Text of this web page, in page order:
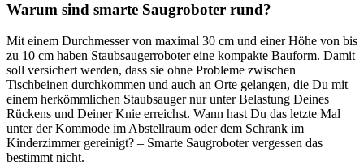
Warum sind smarte Saugroboter rund?
Mit einem Durchmesser von maximal 30 cm und einer Höhe von bis
zu 10 cm haben Staubsaugerroboter eine kompakte Bauform. Damit
soll versichert werden, dass sie ohne Probleme zwischen
Tischbeinen durchkommen und auch an Orte gelangen, die Du mit
einem herkömmlichen Staubsauger nur unter Belastung Deines
Rückens und Deiner Knie erreichst. Wann hast Du das letzte Mal
unter der Kommode im Abstellraum oder dem Schrank im
Kinderzimmer gereinigt? – Smarte Saugroboter vergessen das
bestimmt nicht.